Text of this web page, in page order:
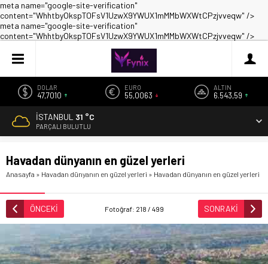
meta name="google-site-verification"
content="WhhtbyOkspTOFsV1UzwX9YWUX1mMMbWXWtCPzjvveqw" />
meta name="google-site-verification"
content="WhhtbyOkspTOFsV1UzwX9YWUX1mMMbWXWtCPzjvveqw" />
DOLAR
47,7010
EURO
55,0063
ALTIN
6.543,59
İSTANBUL 31 °C
PARÇALI BULUTLU
Havadan dünyanın en güzel yerleri
Anasayfa » Havadan dünyanın en güzel yerleri » Havadan dünyanın en güzel yerleri
ÖNCEKİ Fotoğraf: 218 / 499 SONRAKİ